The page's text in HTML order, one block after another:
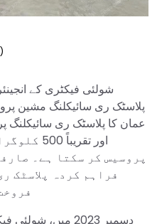
شولئی فیکٹری کے
پلاسٹک ری سائیکلنگ مشین
عمان کا پلاسٹک ری
اور
پروسیس کر سکتا ہے۔
فراہم کردہ پلاسٹک
دسمبر 2023 میں،